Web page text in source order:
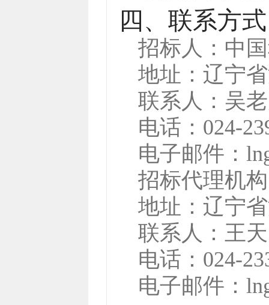
四、联系方式
招标人： 中
地址： 辽宁
联系人： 吴
电话： 024-
电子邮件：
招标代理机
地址： 辽宁
联系人： 王
电话： 024-
电子邮件：